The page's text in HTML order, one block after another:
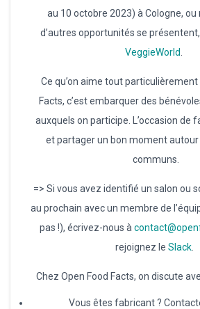
au 10 octobre 2023) à Cologne,
d’autres opportunités se
VeggieWorld
Ce qu’on aime tout particulièrement
Facts, c’est embarquer des
auxquels on participe. L’occasion de
et partager un bon moment
communs.
=> Si vous avez identifié un salon ou
au prochain avec un membre de
pas !), écrivez-nous à
rejoignez le Slack
Chez Open Food Facts, on discute
Vous êtes fabricant ?